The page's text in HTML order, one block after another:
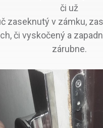
či už
zaseknutý v zámku,
či vyskočený a
zárubne.